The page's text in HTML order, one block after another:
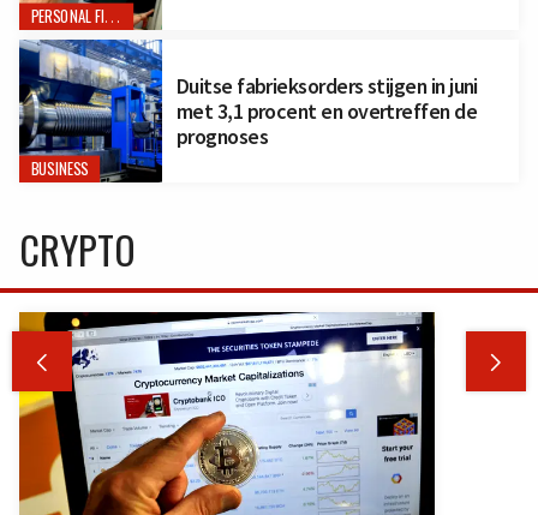
PERSONAL FINANCE
BUSINESS
Duitse fabrieksorders stijgen in juni
met 3,1 procent en overtreffen de
prognoses
CRYPTO
 